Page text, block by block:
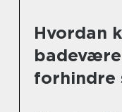
Hvordan
forhindre